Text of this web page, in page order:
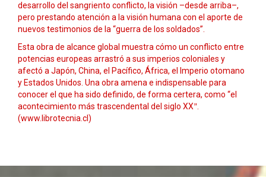
desarrollo del sangriento conflicto, la visión –desde arriba–,
pero prestando atención a la visión humana con el aporte de
nuevos testimonios de la “guerra de los soldados”.
Esta obra de alcance global muestra cómo un conflicto entre
potencias europeas arrastró a sus imperios coloniales y
afectó a Japón, China, el Pacífico, África, el Imperio otomano
y Estados Unidos. Una obra amena e indispensable para
conocer el que ha sido definido, de forma certera, como “el
acontecimiento más trascendental del siglo XX”
(www.librotecnia.cl)